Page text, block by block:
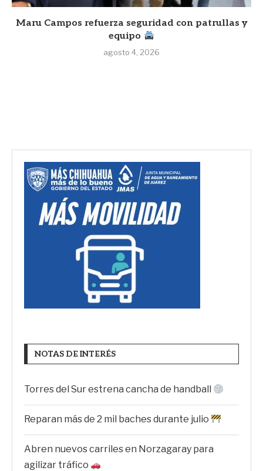
Maru Campos refuerza seguridad con patrullas y
equipo
agosto 4, 2026
NOTAS DE INTERÉS
Torres del Sur estrena cancha de handball
Reparan más de 2 mil baches durante julio
Abren nuevos carriles en Norzagaray para
agilizar tráfico